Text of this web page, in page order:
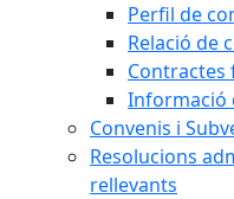
Perfil de
Relació de
Informació
Convenis i
Resolucions
rellevants